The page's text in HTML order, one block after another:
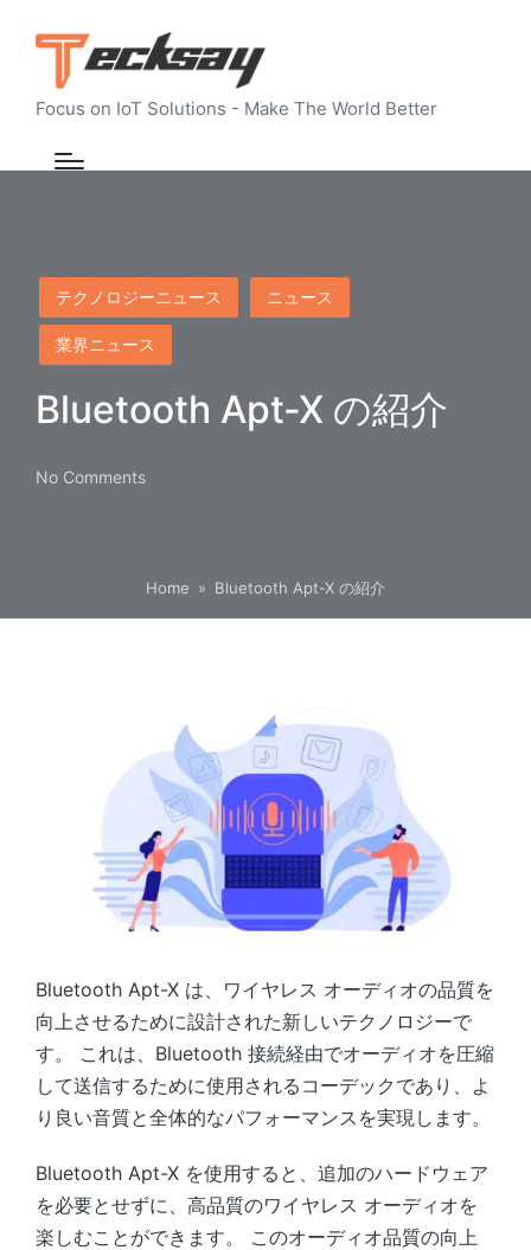
Focus on IoT Solutions - Make The World Better
Posted
in
テクノロジーニュース ニュース
業界ニュース
Bluetooth Apt-X の紹介
No Comments
Home » Bluetooth Apt-X の紹介
Bluetooth Apt-X は、ワイヤレス オーディオの品質を
向上させるために設計された新しいテクノロジーで
す。 これは、Bluetooth 接続経由でオーディオを圧縮
して送信するために使用されるコーデックであり、よ
り良い音質と全体的なパフォーマンスを実現します。
Bluetooth Apt-X を使用すると、追加のハードウェア
を必要とせずに、高品質のワイヤレス オーディオを
楽しむことができます。 このオーディオ品質の向上